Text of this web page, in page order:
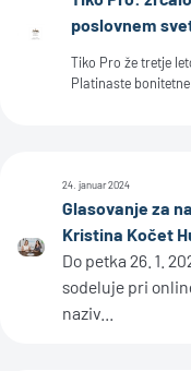
poslovnem
Tiko Pro že tretje
Platinaste
24. januar 2024
Glasovanje za
Kristina Kočet
Do petka 26. 1.
sodeluje pri
naziv...